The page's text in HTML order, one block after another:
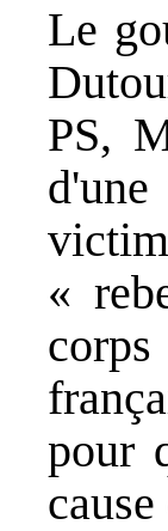
Le
PS,
d'une
«
pour